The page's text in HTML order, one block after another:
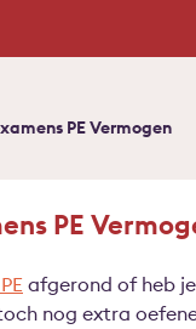
PE Vermogen
PE
afgerond of heb
nog extra